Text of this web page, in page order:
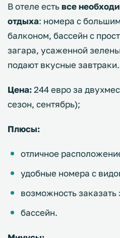
В отеле естьвсе
отдыха: номера с
балконом, бассейн с
загара, усаженной
подают вкусные завтраки.
Цена:244 евро за
сезон, сентябрь);
Плюсы:
отличное
удобные номера с
возможность заказать
бассейн.